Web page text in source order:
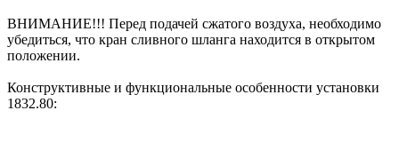
ВНИМАНИЕ!!! Перед подачей сжатого воздуха, необходимо
убедиться, что кран сливного шланга находится в открытом
положении.
Конструктивные и функциональные особенности установки
1832.80: